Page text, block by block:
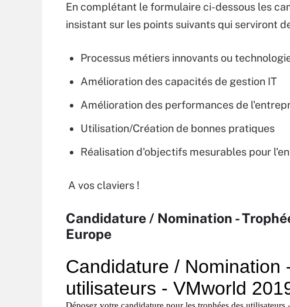
En complétant le formulaire ci-dessous les
insistant sur les points suivants qui serviront
Processus métiers innovants ou
Amélioration des capacités de gestion IT
Amélioration des performances de
Utilisation/Création de bonnes pratiques
Réalisation d'objectifs mesurables pour
A vos claviers !
Candidature / Nomination -
Europe